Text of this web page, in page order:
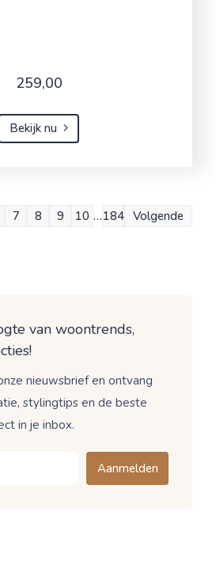
259,00
Bekijk nu
7 8 9 10 …184 Volgende
van woontrends,
nieuwsbrief en ontvang
stylingtips en de beste
in je inbox.
Aanmelden